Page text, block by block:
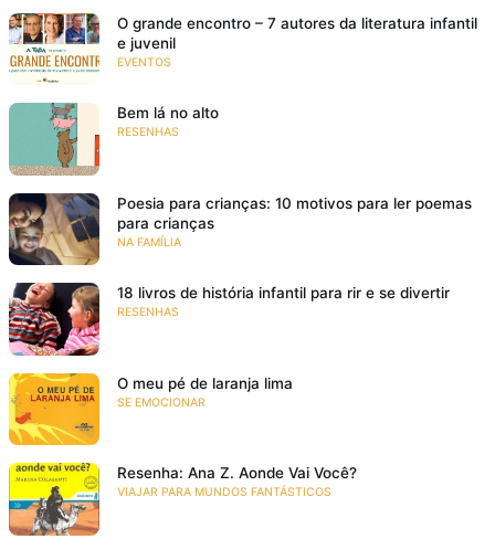
O grande encontro – 7 autores da literatura infantil
e juvenil
EVENTOS
Bem lá no alto
RESENHAS
Poesia para crianças: 10 motivos para ler poemas
para crianças
NA FAMÍLIA
18 livros de história infantil para rir e se divertir
RESENHAS
O meu pé de laranja lima
SE EMOCIONAR
Resenha: Ana Z. Aonde Vai Você?
VIAJAR PARA MUNDOS FANTÁSTICOS